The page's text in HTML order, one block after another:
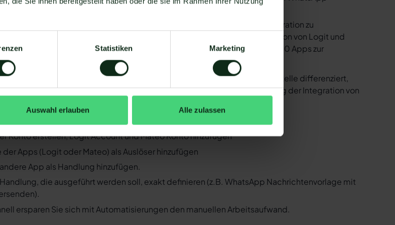
Statistiken Marketing
Auswahl erlauben Alle zulassen
ist die Integration nicht möglich.
Business API Anbieter muss die nötige Software bereitstellen, um die Integration zu
Längst nicht alle Anbieter der WhatsApp API sind in der Lage, eine Integration von Logit und
ermöglichen. Mit Mateo stehen Ihnen dank der Zapier Integration über 6.000 Apps zur
Sie mit WhatsApp verbinden können. Darunter ist natürlich auch Logit !
der Integration je nach dem Anbieter der WhatsApp API Schnittstelle differenziert,
gültige Anleitung. Wir zeigen Ihnen im Folgenden, wie die Einrichtung der Integration von
die Integration von Logit und WhatsApp
Konto erstellen, Logit Account und Mateo Konto hinzufügen
der Apps (Logit oder Mateo) als Auslöser hinzufügen
App als Handlung hinzufügen.
die ausgeführt werden soll, exakt definieren (z.B. WhatsApp Nachrichtenvorlage mit
ersparen Sie sich mit Automatisierungen den manuellen Arbeitsaufwand.